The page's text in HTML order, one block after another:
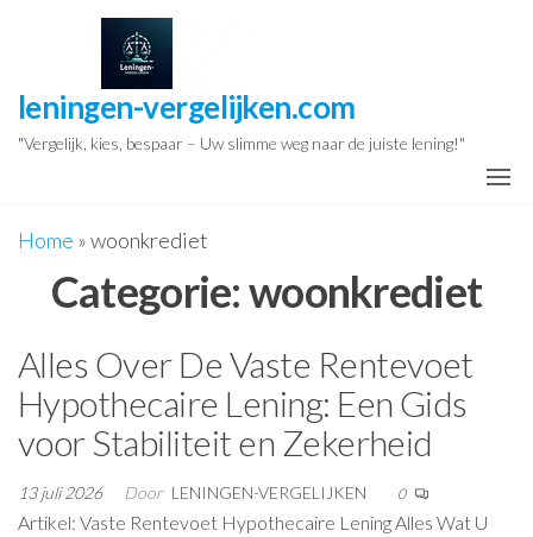
inhoud
leningen-vergelijken.com
"Vergelijk, kies, bespaar – Uw slimme weg naar de juiste lening!"
Home »woonkrediet
Categorie:woonkrediet
Alles Over De Vaste Rentevoet
Hypothecaire Lening: Een Gids
voor Stabiliteit en Zekerheid
13 juli 2026 Door LENINGEN-VERGELIJKEN 0
Artikel: Vaste Rentevoet Hypothecaire Lening Alles Wat U